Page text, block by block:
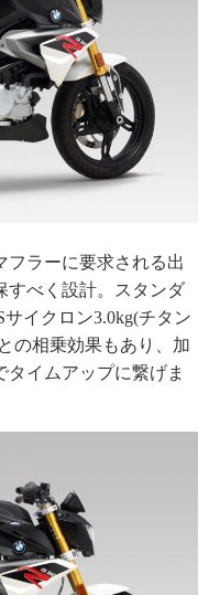
フラーに要求される出
すべく設計。スタンダ
イクロン3.0kg(チタン
の相乗効果もあり、加
イムアップに繋げま